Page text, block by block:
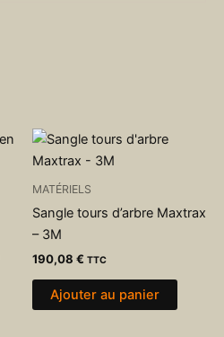
MATÉRIELS
Sangle tours d’arbre Maxtrax
– 3M
190,08 € TTC
Ajouter au panier